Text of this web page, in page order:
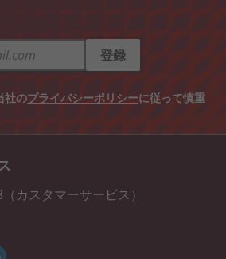
登録
社のプライバシーポリシーに従って慎重
カスタマーサービス）